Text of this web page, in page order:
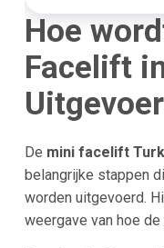
Hoe
Facelift
De mini facelift
belangrijke stappen
worden uitgevoerd.
weergave van hoe